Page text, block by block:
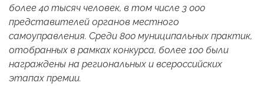
более 40 тысяч человек, в том числе 3 000
представителей органов местного
самоуправления. Среди 800 муниципальных практик,
отобранных в рамках конкурса, более 100 были
награждены на региональных и всероссийских
этапах премии.